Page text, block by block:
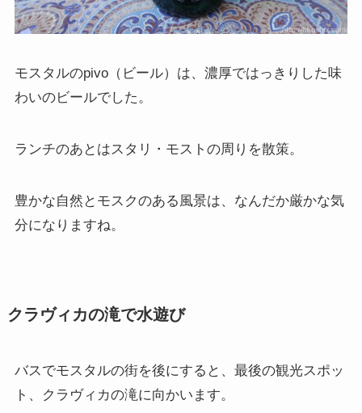
モスタルのpivo（ビール）は、濃厚ではっきりした味
わいのビールでした。
ランチのあとはスタリ・モストの周りを散策。
豊かな自然とモスクのある風景は、なんだか厳かな気
分になりますね。
クラヴィカの滝で水遊び
バスでモスタルの街を後にすると、最後の観光スポッ
ト、クラヴィカの滝に向かいます。